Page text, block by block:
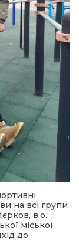
на всі групи
в.о.
міської
до